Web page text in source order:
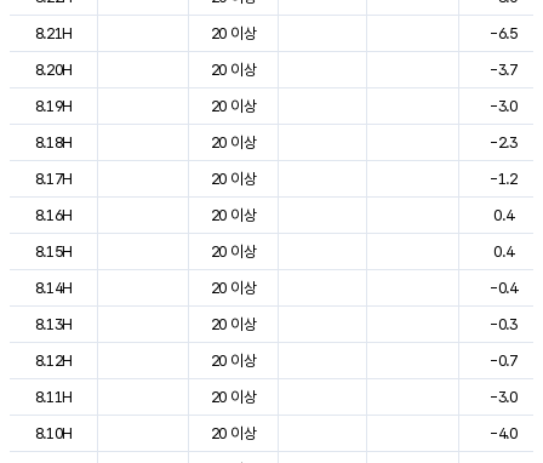
8.21H
20 이상
-6.5
8.20H
20 이상
-3.7
8.19H
20 이상
-3.0
8.18H
20 이상
-2.3
8.17H
20 이상
-1.2
8.16H
20 이상
0.4
8.15H
20 이상
0.4
8.14H
20 이상
-0.4
8.13H
20 이상
-0.3
8.12H
20 이상
-0.7
8.11H
20 이상
-3.0
8.10H
20 이상
-4.0